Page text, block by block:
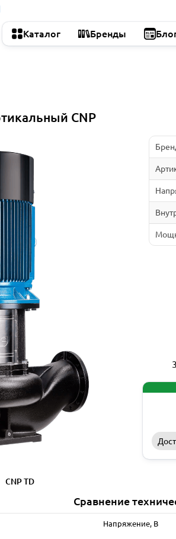
Каталог Бренды
CNP
CNP TD
Сравнение
Напряжение, В